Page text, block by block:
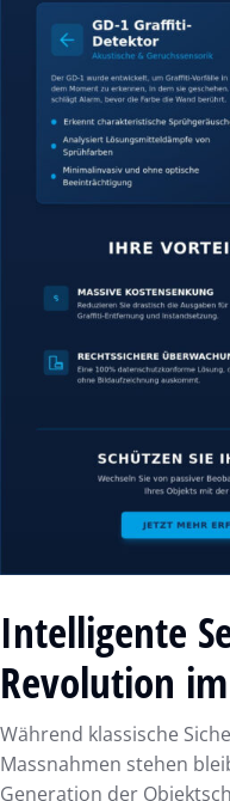
Intelligente
Revolution
Während klassische
Massnahmen stehen
Generation der